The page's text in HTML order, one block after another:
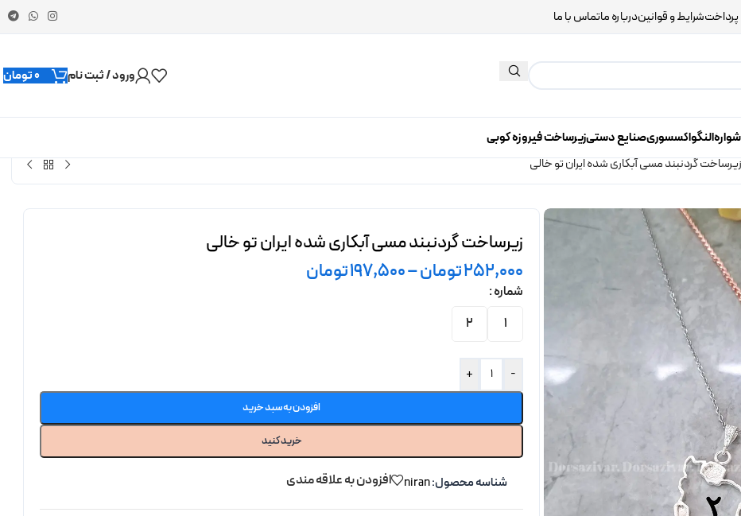
شرایط و قوانیندرباره ماتماس با ما
ورود / ثبت نام 0تومان
النگواکسسوریصنایع دستیزیرساخت فیروزه کوبی
زیرساخت گردنبند مسی آبکاری شده ایران تو خالی
زیرساخت گردنبند مسی آبکاری شده ایران تو خالی
252,000تومان–
197,500تومان
شماره
1
2
-
+
افزودن به سبد خرید
خرید کنید
شناسه محصول:niran افزودن به علاقه مندی